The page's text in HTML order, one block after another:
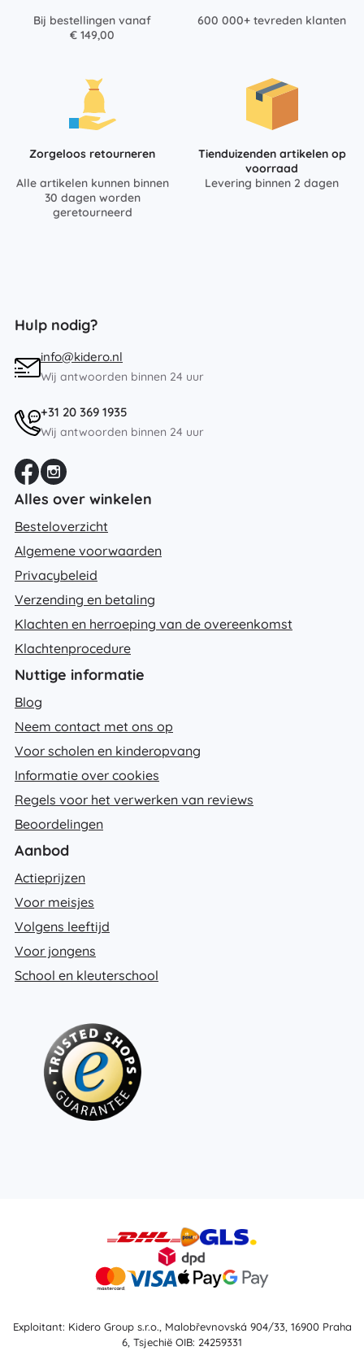
Bij bestellingen vanaf
€ 149,00
600 000+ tevreden klanten
Zorgeloos retourneren
Alle artikelen kunnen binnen
30 dagen worden
geretourneerd
Tienduizenden artikelen op
voorraad
Levering binnen 2 dagen
Hulp nodig?
info@kidero.nl
Wij antwoorden binnen 24 uur
+31 20 369 1935
Wij antwoorden binnen 24 uur
Alles over winkelen
Besteloverzicht
Algemene voorwaarden
Privacybeleid
Verzending en betaling
Klachten en herroeping van de overeenkomst
Klachtenprocedure
Nuttige informatie
Blog
Neem contact met ons op
Voor scholen en kinderopvang
Informatie over cookies
Regels voor het verwerken van reviews
Beoordelingen
Aanbod
Actieprijzen
Voor meisjes
Volgens leeftijd
Voor jongens
School en kleuterschool
Exploitant: Kidero Group s.r.o., Malobřevnovská 904/33, 16900 Praha
6, Tsjechië OIB: 24259331